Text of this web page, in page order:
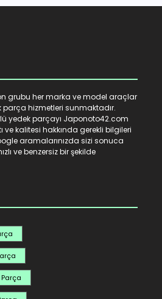
grubu her marka ve model araçlar
parça hizmetleri sunmaktadır.
yedek parçayı Japonoto42.com
ve kalitesi hakkında gerekli bilgileri
aramalarınızda sizi sonuca
ve benzersiz bir şekilde